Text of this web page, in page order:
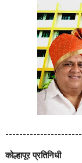
कोल्हापूर प्रतिनिधी